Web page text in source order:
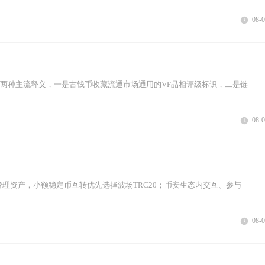
08-
种主流释义，一是古钱币收藏流通市场通用的VF品相评级标识，二是链
08-
资产，小额稳定币互转优先选择波场TRC20；币安生态内交互、参与
08-